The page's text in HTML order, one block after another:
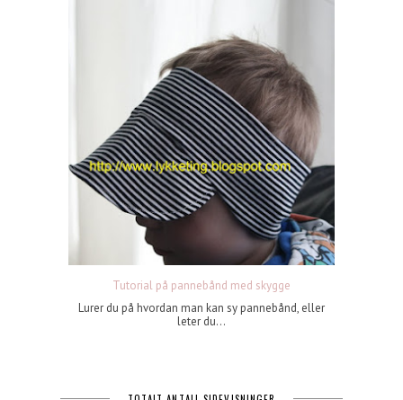
Tutorial på pannebånd med skygge
Lurer du på hvordan man kan sy pannebånd, eller
leter du...